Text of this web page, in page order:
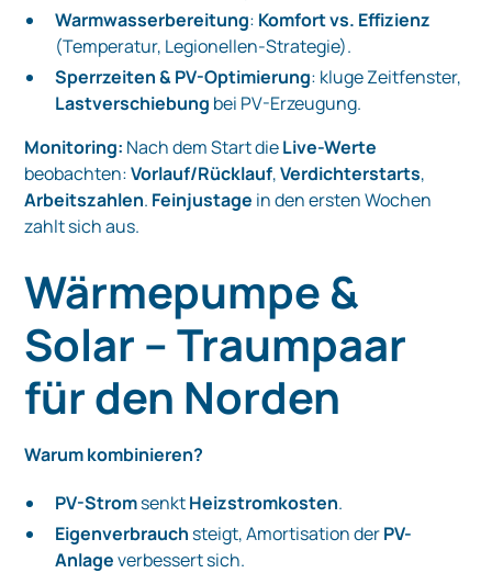
Warmwasserbereitung: Komfort vs. Effizienz
(Temperatur, Legionellen-Strategie).
Sperrzeiten & PV-Optimierung: kluge Zeitfenster,
Lastverschiebung bei PV-Erzeugung.
Monitoring: Nach dem Start dieLive-Werte
beobachten:Vorlauf/Rücklauf,Verdichterstarts,
Arbeitszahlen. Feinjustage in den ersten Wochen
zahlt sich aus.
Wärmepumpe &
Solar – Traumpaar
für den Norden
Warum kombinieren?
PV-StromsenktHeizstromkosten.
Eigenverbrauch steigt, Amortisation derPV-
Anlageverbessert sich.